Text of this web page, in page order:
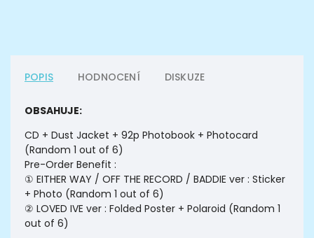
POPIS HODNOCENÍ DISKUZE
OBSAHUJE:
CD + Dust Jacket + 92p Photobook + Photocard
(Random 1 out of 6)
Pre-Order Benefit :
① EITHER WAY / OFF THE RECORD / BADDIE ver : Sticker
+ Photo (Random 1 out of 6)
② LOVED IVE ver : Folded Poster + Polaroid (Random 1
out of 6)